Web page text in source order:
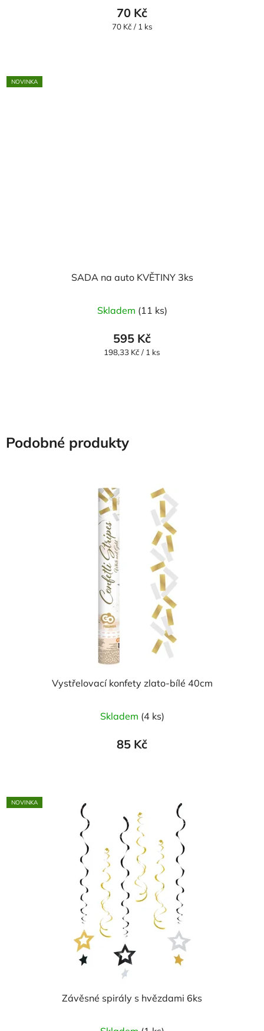
70 Kč
Měrná
70 Kč / 1 ks
NOVINKA
SADA na auto KVĚTINY 3ks
hodnocení
produktu
je
Skladem (11 ks)
595 Kč
Měrná
198,33 Kč / 1 ks
Podobné produkty
Vystřelovací konfety zlato-bílé 40cm
Skladem (4 ks)
85 Kč
NOVINKA
Závěsné spirály s hvězdami 6ks